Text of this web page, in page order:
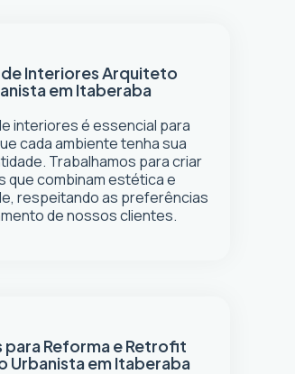
de InterioresArquiteto
em Itaberaba
interiores é essencial para
cada ambiente tenha sua
Trabalhamos para criar
que combinam estética e
respeitando as preferências
de nossos clientes.
para Reforma e Retrofit
Urbanista em Itaberaba